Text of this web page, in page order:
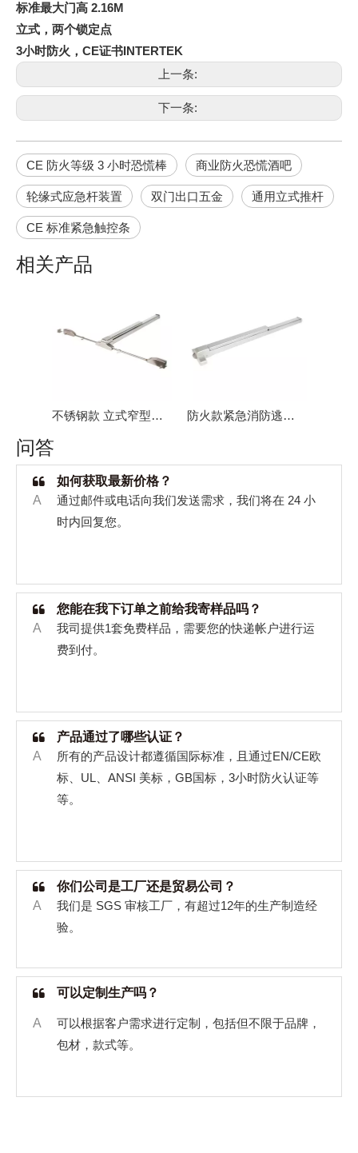
标准最大门高 2.16M
立式，两个锁定点
3小时防火，CE证书INTERTEK
上一条:
下一条:
CE 防火等级 3 小时恐慌棒 商业防火恐慌酒吧
轮缘式应急杆装置 双门出口五金 通用立式推杆
CE 标准紧急触控条
相关产品
不锈钢款 立式窄型应急出口装置 DK-1720S 防火款紧急消防逃生锁 DK-1710P
问答
如何获取最新价格？
A
通过邮件或电话向我们发送需求，我们将在 24 小
时内回复您。
您能在我下订单之前给我寄样品吗？
A
我司提供1套免费样品，需要您的快递帐户进行运
费到付。
产品通过了哪些认证？
A
所有的产品设计都遵循国际标准，且通过EN/CE欧
标、 UL ANSI 美标， GB国标， 3小时防火认证等
等。
你们公司是工厂还是贸易公司？
A
我们是 SGS 审核工厂，有超过12年的生产制造经
验。
可以定制生产吗？
A
可以根据客户需求进行定制，包括但不限于品牌，
包材，款式等。